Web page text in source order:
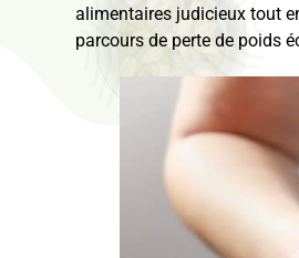
alimentaires judicieux tout
parcours de perte de poids